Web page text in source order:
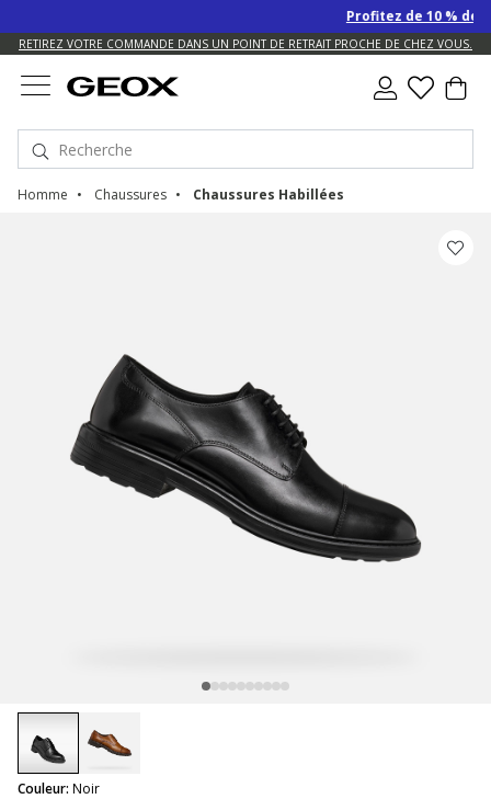
Profitez de 10 % de remise
RETIREZ VOTRE COMMANDE DANS UN POINT DE RETRAIT PROCHE DE CHEZ VOUS.
Homme Chaussures Chaussures Habillées
Couleur: Noir
selected